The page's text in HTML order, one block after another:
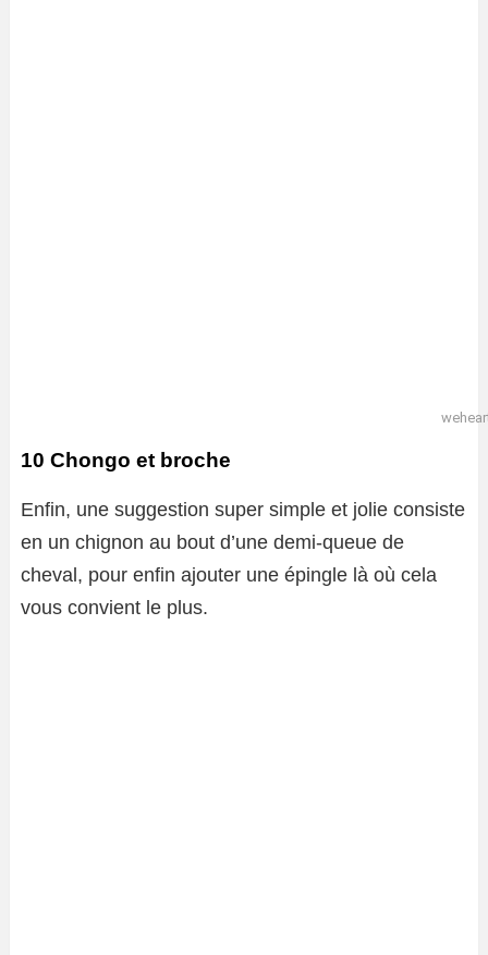
10 Chongo et broche
Enfin, une suggestion super simple et jolie consiste
en un chignon au bout d’une demi-queue de
cheval, pour enfin ajouter une épingle là où cela
vous convient le plus.